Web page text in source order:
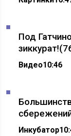
Под
зиккурат!
Видео10:46
Инкубатор